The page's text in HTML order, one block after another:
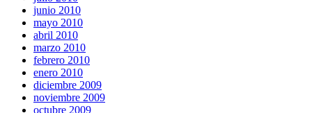
junio 2010
mayo 2010
abril 2010
marzo 2010
febrero 2010
enero 2010
diciembre 2009
noviembre 2009
octubre 2009